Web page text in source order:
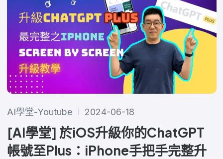
AI學堂-Youtube 2024-06-18
[AI學堂] 於iOS升級你的ChatGPT
帳號至Plus：iPhone手把手完整升